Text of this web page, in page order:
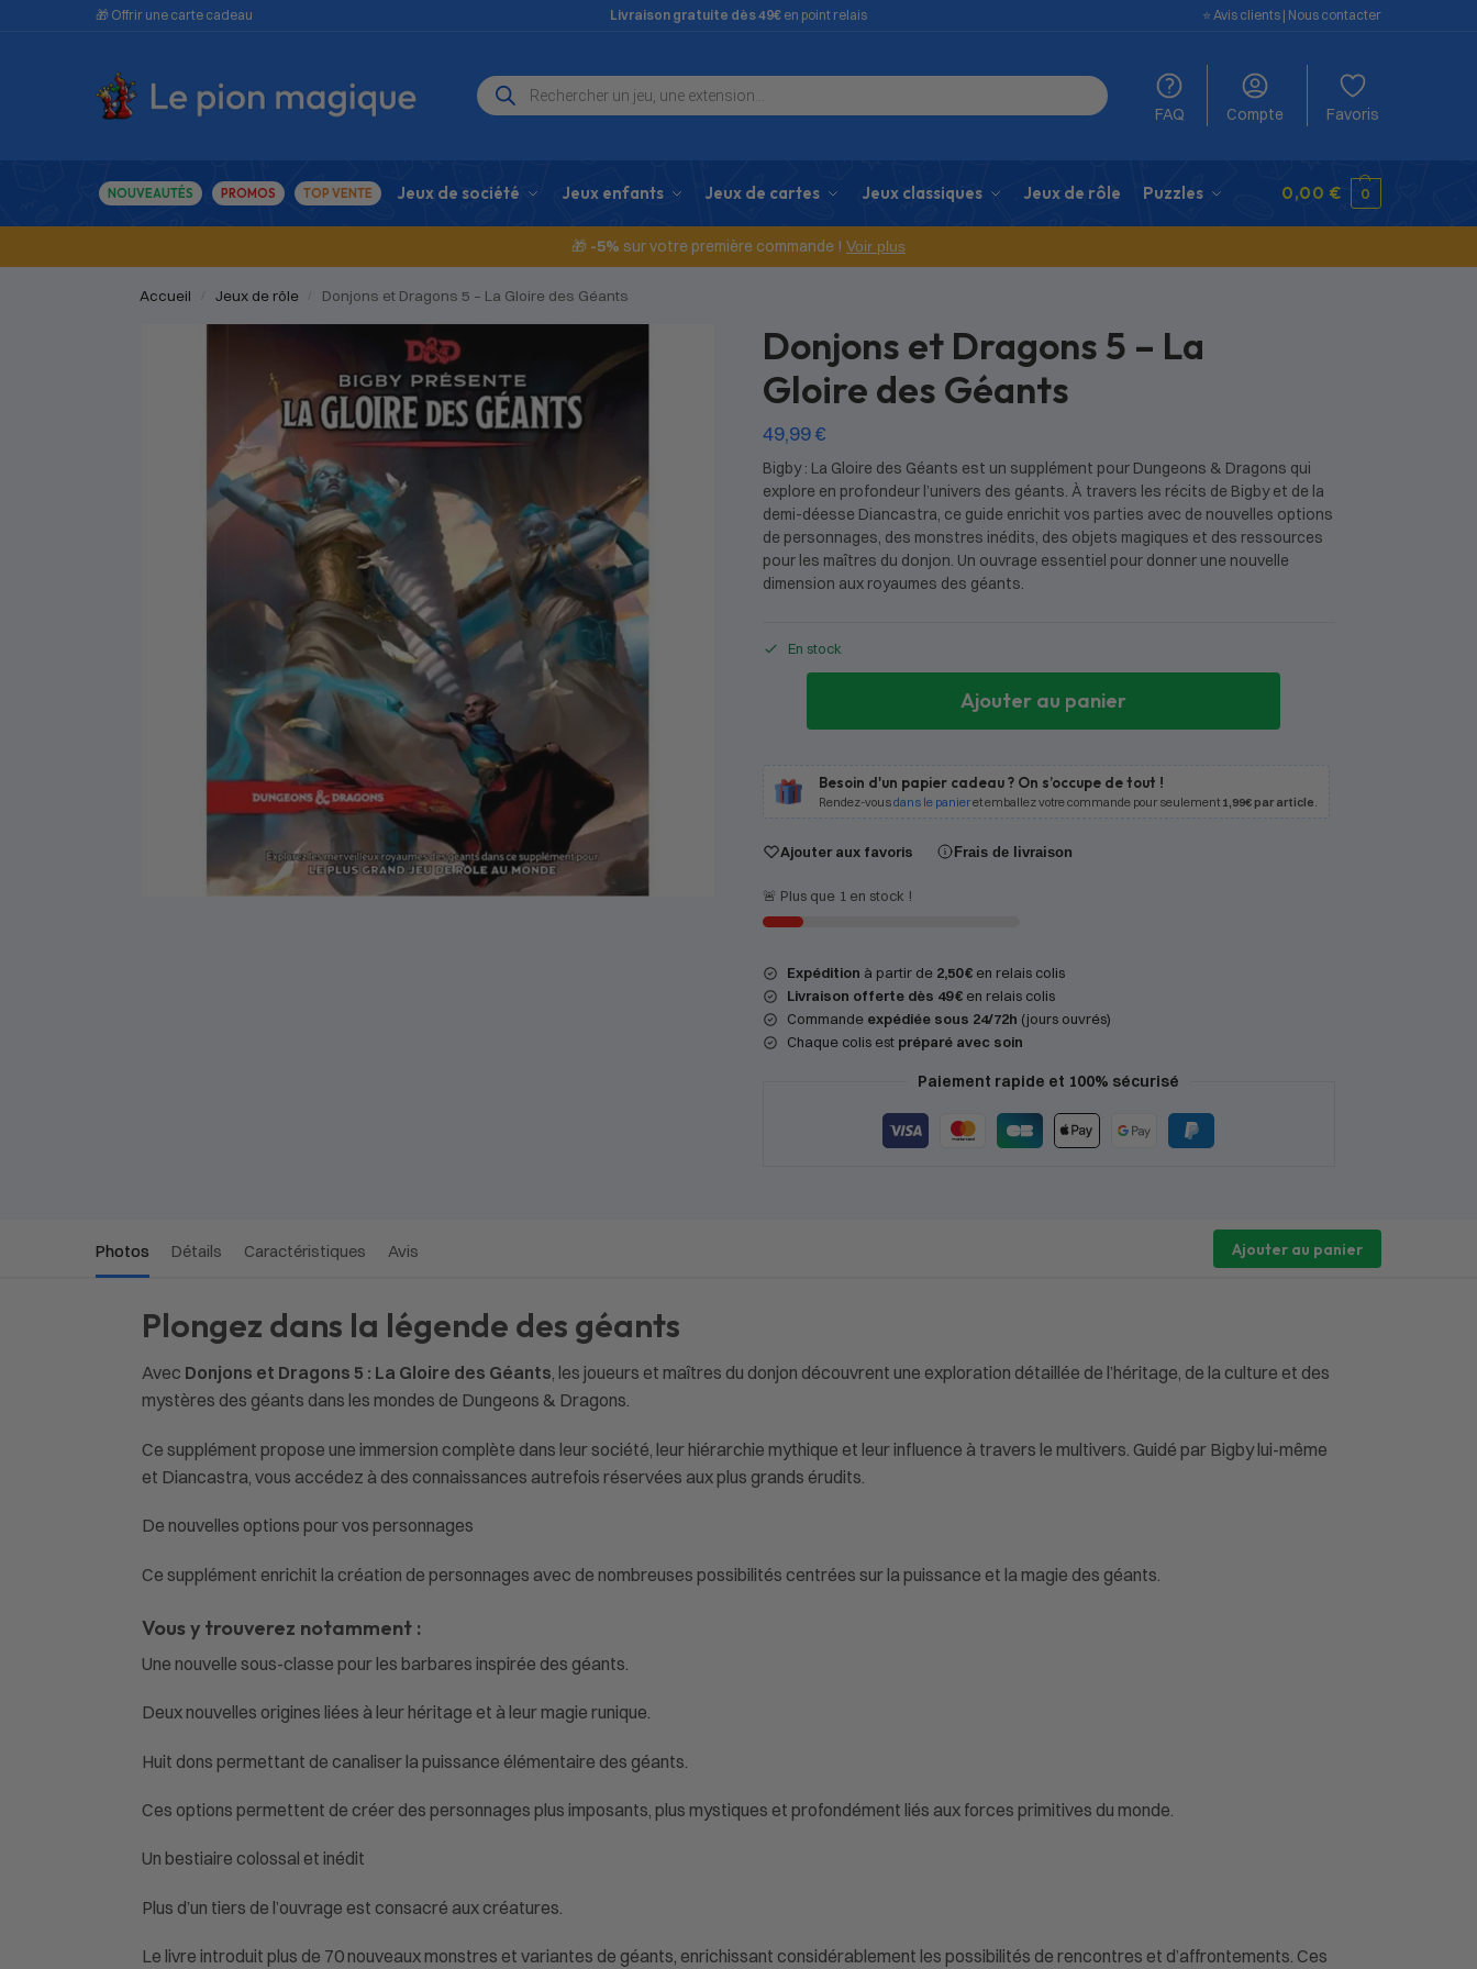
🎁 Offrir une carte cadeau Livraison gratuite dès 49€ en point relais ⭐️ Avis clients | Nous contacter
FAQ Compte Favoris
NOUVEAUTÉS PROMOS TOP VENTE Jeux de société Jeux enfants Jeux de cartes Jeux classiques Jeux de rôle Puzzles 0,00 € 0
🎁 -5% sur votre première commande ! Voir plus
Accueil Jeux de rôle Donjons et Dragons 5 – La Gloire des Géants
Donjons et Dragons 5 – La
Gloire des Géants
49,99€
Bigby : La Gloire des Géants est un supplément pour Dungeons & Dragons qui
explore en profondeur l’univers des géants. À travers les récits de Bigby et de la
demi-déesse Diancastra, ce guide enrichit vos parties avec de nouvelles options
de personnages, des monstres inédits, des objets magiques et des ressources
pour les maîtres du donjon. Un ouvrage essentiel pour donner une nouvelle
dimension aux royaumes des géants.
En stock
Ajouter au panier
Besoin d'un papier cadeau ? On s’occupe de tout !
Rendez-vousdans le panieret emballez votre commande pour seulement 1,99€ par article.
Ajouter aux favoris Frais de livraison
🚨 Plus que 1 en stock !
Expédition à partir de 2,50 €en relais colis
Livraison offerte dès 49 €en relais colis
Commande expédiée sous 24/72h (jours ouvrés)
Chaque colis est préparé avec soin
Paiement rapide et 100% sécurisé
Photos Détails Caractéristiques Avis Ajouter au panier
Plongez dans la légende des géants
Avec Donjons et Dragons 5 : La Gloire des Géants, les joueurs et maîtres du donjon découvrent une exploration détaillée de l’héritage, de la culture et des
mystères des géants dans les mondes de Dungeons & Dragons.
Ce supplément propose une immersion complète dans leur société, leur hiérarchie mythique et leur influence à travers le multivers. Guidé par Bigby lui-même
et Diancastra, vous accédez à des connaissances autrefois réservées aux plus grands érudits.
De nouvelles options pour vos personnages
Ce supplément enrichit la création de personnages avec de nombreuses possibilités centrées sur la puissance et la magie des géants.
Vous y trouverez notamment :
Une nouvelle sous-classe pour les barbares inspirée des géants.
Deux nouvelles origines liées à leur héritage et à leur magie runique.
Huit dons permettant de canaliser la puissance élémentaire des géants.
Ces options permettent de créer des personnages plus imposants, plus mystiques et profondément liés aux forces primitives du monde.
Un bestiaire colossal et inédit
Plus d’un tiers de l’ouvrage est consacré aux créatures.
Le livre introduit plus de 70 nouveaux monstres et variantes de géants, enrichissant considérablement les possibilités de rencontres et d’affrontements. Ces